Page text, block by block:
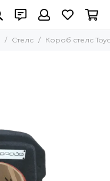
Стелс Короб стелс